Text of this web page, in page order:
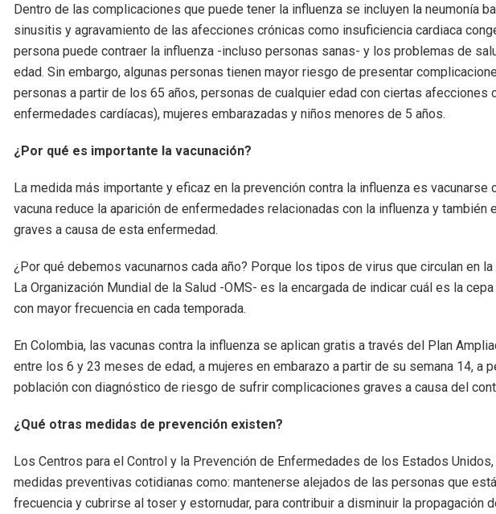
Dentro de las complicaciones que puede tener la influenza se incluyen la neumonía
sinusitis y agravamiento de las afecciones crónicas como insuficiencia cardiaca
persona puede contraer la influenza -incluso personas sanas- y los problemas de
edad. Sin embargo, algunas personas tienen mayor riesgo de presentar
personas a partir de los 65 años, personas de cualquier edad con ciertas afecciones
enfermedades cardíacas), mujeres embarazadas y niños menores de 5 años.
¿Por qué es importante la vacunación?
La medida más importante y eficaz en la prevención contra la influenza es vacunarse
vacuna reduce la aparición de enfermedades relacionadas con la influenza y
graves a causa de esta enfermedad.
¿Por qué debemos vacunarnos cada año? Porque los tipos de virus que circulan en
La Organización Mundial de la Salud -OMS- es la encargada de indicar cuál es la
con mayor frecuencia en cada temporada.
En Colombia, las vacunas contra la influenza se aplican gratis a través del Plan
entre los 6 y 23 meses de edad, a mujeres en embarazo a partir de su semana 14, a
población con diagnóstico de riesgo de sufrir complicaciones graves a causa del
¿Qué otras medidas de prevención existen?
Los Centros para el Control y la Prevención de Enfermedades de los Estados
medidas preventivas cotidianas como: mantenerse alejados de las personas que
frecuencia y cubrirse al toser y estornudar, para contribuir a disminuir la propagación